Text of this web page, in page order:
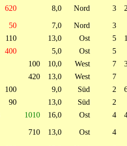
620 8,0 Nord 3
50 7,0 Nord
3
110 13,0 Ost 5
400 5,0 Ost
5
100 10,0 West 7
420 13,0 West
7
100 9,0 Süd 2
90 13,0 Süd
2
1010 16,0 Ost 4
710 13,0 Ost 4